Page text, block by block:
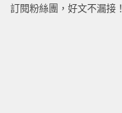
訂閱粉絲團，好文不漏接！